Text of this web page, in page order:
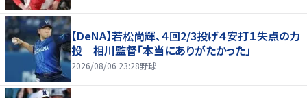
【DeNA】若松尚輝、４回2/3投げ４安打１失点の力
投 相川監督「本当にありがたかった」
2026/08/06 23:28野球